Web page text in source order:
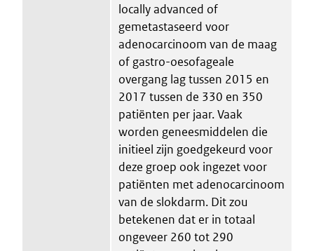
locally advanced of
gemetastaseerd voor
adenocarcinoom van de maag
of gastro-oesofageale
overgang lag tussen 2015 en
2017 tussen de 330 en 350
patiënten per jaar. Vaak
worden geneesmiddelen die
initieel zijn goedgekeurd voor
deze groep ook ingezet voor
patiënten met adenocarcinoom
van de slokdarm. Dit zou
betekenen dat er in totaal
ongeveer 260 tot 290